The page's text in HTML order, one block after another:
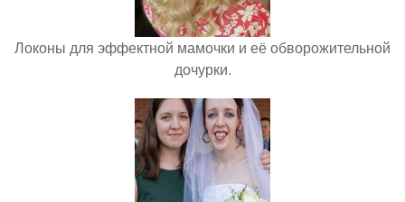
Локоны для эффектной мамочки и её обворожительной
дочурки.